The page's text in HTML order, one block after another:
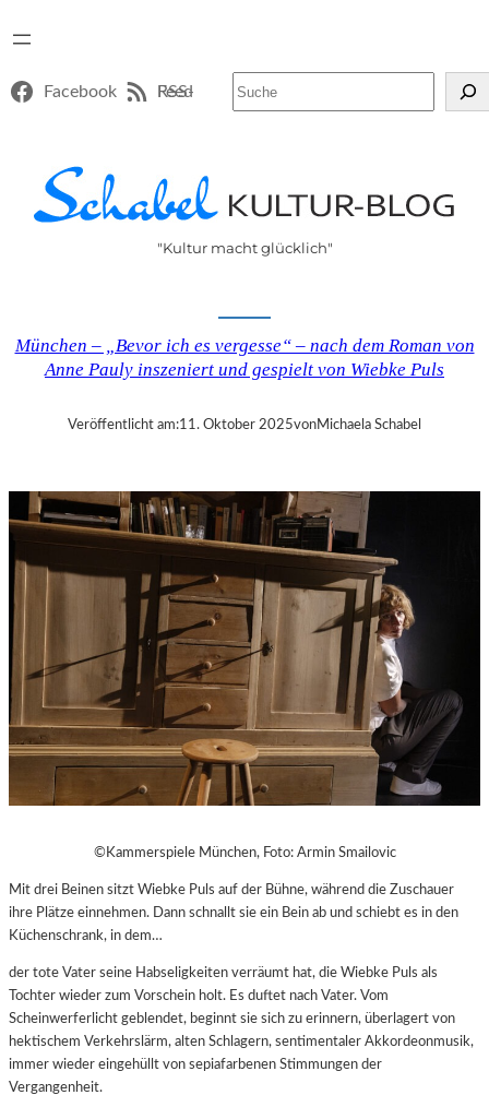
Facebook RSS-Feed
"Kultur macht glücklich"
München – „Bevor ich es vergesse“ – nach dem Roman von
Anne Pauly inszeniert und gespielt von Wiebke Puls
Veröffentlicht am:11. Oktober 2025vonMichaela Schabel
©Kammerspiele München, Foto: Armin Smailovic
Mit drei Beinen sitzt Wiebke Puls auf der Bühne, während die Zuschauer
ihre Plätze einnehmen. Dann schnallt sie ein Bein ab und schiebt es in den
Küchenschrank, in dem…
der tote Vater seine Habseligkeiten verräumt hat, die Wiebke Puls als
Tochter wieder zum Vorschein holt. Es duftet nach Vater. Vom
Scheinwerferlicht geblendet, beginnt sie sich zu erinnern, überlagert von
hektischem Verkehrslärm, alten Schlagern, sentimentaler Akkordeonmusik,
immer wieder eingehüllt von sepiafarbenen Stimmungen der
Vergangenheit.